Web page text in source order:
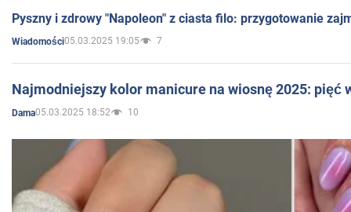
Pyszny i zdrowy "Napoleon" z ciasta filo: przygotowanie
Wiadomości05.03.2025 19:05 7
Najmodniejszy kolor manicure na wiosnę 2025: pięć
Dama05.03.2025 18:52 10